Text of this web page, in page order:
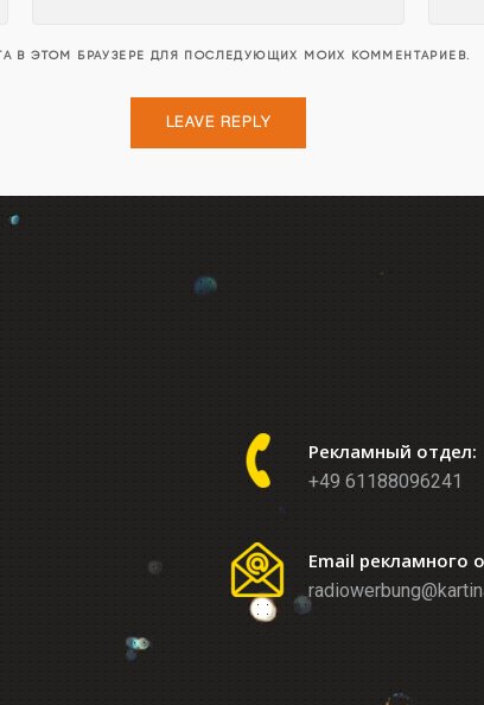
В ЭТОМ БРАУЗЕРЕ ДЛЯ ПОСЛЕДУЮЩИХ МОИХ КОММЕНТАРИЕВ.
Рекламный отдел:
+49 61188096241
Email рекламного